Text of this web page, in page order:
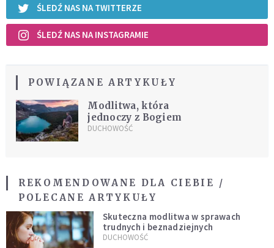
ŚLEDŹ NAS NA TWITTERZE
ŚLEDŹ NAS NA INSTAGRAMIE
POWIĄZANE ARTYKUŁY
Modlitwa, która
jednoczy z Bogiem
DUCHOWOŚĆ
REKOMENDOWANE DLA CIEBIE /
POLECANE ARTYKUŁY
Skuteczna modlitwa w sprawach
trudnych i beznadziejnych
DUCHOWOŚĆ